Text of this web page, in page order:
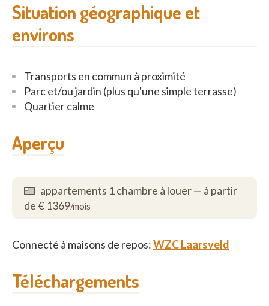
Situation géographique et
environs
Transports en commun à proximité
Parc et/ou jardin (plus qu'une simple terrasse)
Quartier calme
Aperçu
appartements 1 chambre à louer— à partir
de € 1369/mois
Connecté à maisons de repos:WZC Laarsveld
Téléchargements